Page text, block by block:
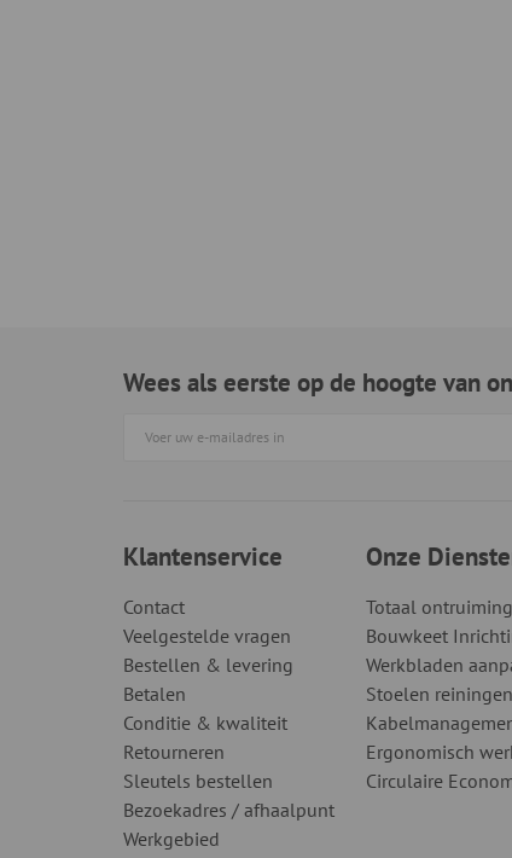
Wees als eerste op de hoogte van
Klantenservice
Contact
Veelgestelde vragen
Bestellen & levering
Betalen
Conditie & kwaliteit
Retourneren
Sleutels bestellen
Bezoekadres / afhaalpunt
Werkgebied
Onze
Totaal
Bouwkeet
Werkbladen
Stoelen reiningen
Ergonomisch
Circulaire